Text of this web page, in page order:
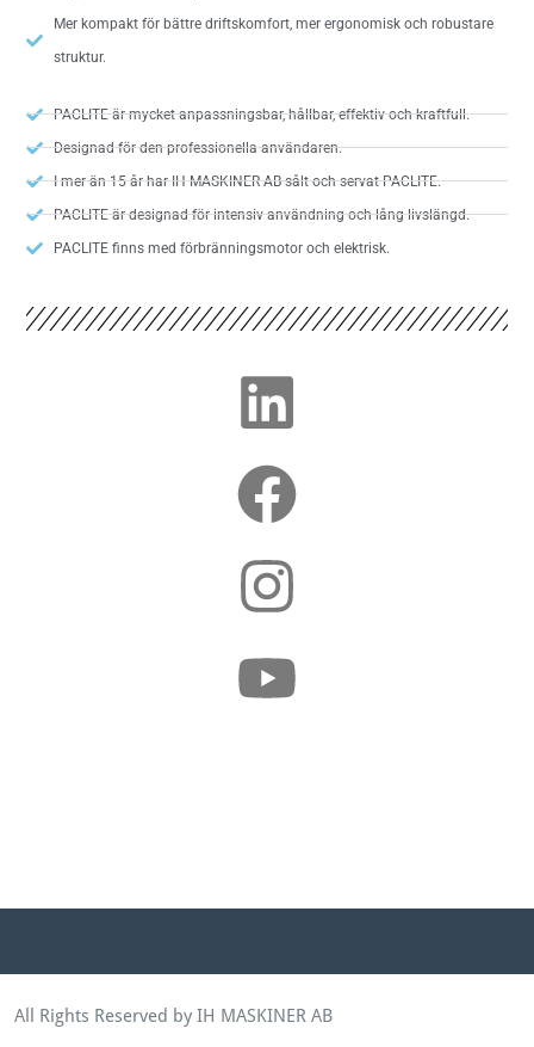
Mer kompakt för bättre driftskomfort, mer ergonomisk och robustare
struktur.
PACLITE är mycket anpassningsbar, hållbar, effektiv och kraftfull.
Designad för den professionella användaren.
I mer än 15 år har IH MASKINER AB sålt och servat PACLITE.
PACLITE är designad för intensiv användning och lång livslängd.
PACLITE finns med förbränningsmotor och elektrisk.
All Rights Reserved by IH MASKINER AB